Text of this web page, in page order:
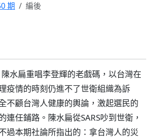
期 編後
陳水扁重唱李登輝的老戲碼，以台灣在
疫情的時刻仍進不了世衛組織為訴
不顧台灣人健康的輿論，激起選民的
連任鋪路。陳水扁從SARS吵到世衛，
過本期社論所指出的：拿台灣人的災